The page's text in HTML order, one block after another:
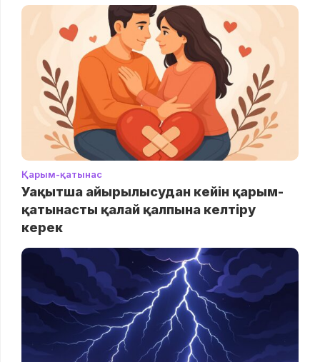
Қарым-қатынас
Уақытша айырылысудан кейін қарым-
қатынасты қалай қалпына келтіру
керек